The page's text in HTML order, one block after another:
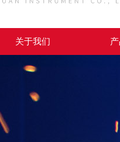
关于我们